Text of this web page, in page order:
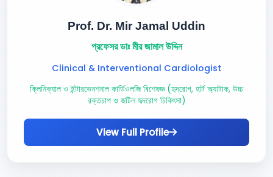
Prof. Dr. Mir Jamal Uddin
প্রফেসর ডাঃ মীর জামাল উদ্দিন
Clinical & Interventional Cardiologist
ক্লিনিক্যাল ও ইন্টারভেনশনাল কার্ডিওলজি বিশেষজ্ঞ (হৃদরোগ, হার্ট অ্যাটাক, উচ্চ
রক্তচাপ ও জটিল হৃদরোগ চিকিৎসা)
View Full Profile